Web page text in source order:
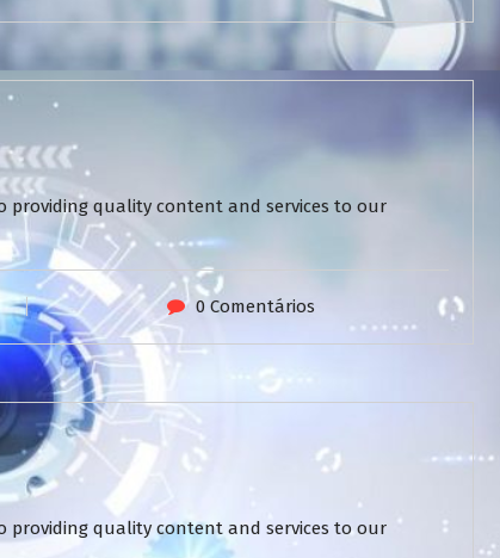
providing quality content and services to our
0 Comentários
providing quality content and services to our